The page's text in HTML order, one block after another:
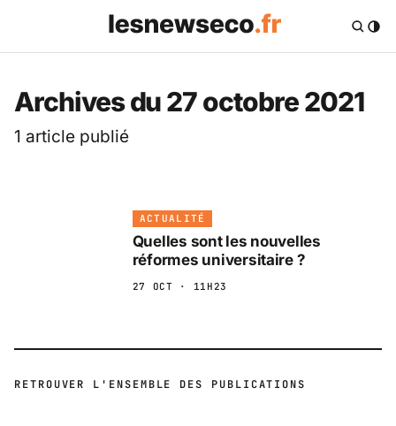
Les News Eco .fr —
Archives du 27 octobre 2021
1 article publié
ACTUALITÉ
Quelles sont les nouvelles
réformes universitaire ?
27 OCT · 11H23
RETROUVER L'ENSEMBLE DES PUBLICATIONS